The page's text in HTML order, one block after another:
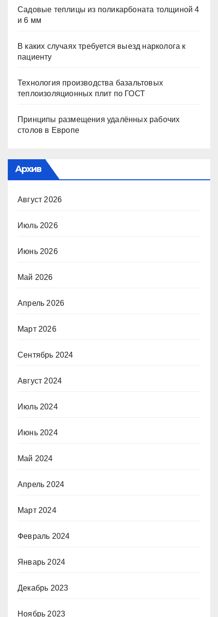
Садовые теплицы из поликарбоната толщиной 4
и 6 мм
В каких случаях требуется выезд нарколога к
пациенту
Технология производства базальтовых
теплоизоляционных плит по ГОСТ
Принципы размещения удалённых рабочих
столов в Европе
Архив
Август 2026
Июль 2026
Июнь 2026
Май 2026
Апрель 2026
Март 2026
Сентябрь 2024
Август 2024
Июль 2024
Июнь 2024
Май 2024
Апрель 2024
Март 2024
Февраль 2024
Январь 2024
Декабрь 2023
Ноябрь 2023